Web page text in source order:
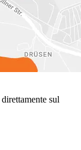
sul